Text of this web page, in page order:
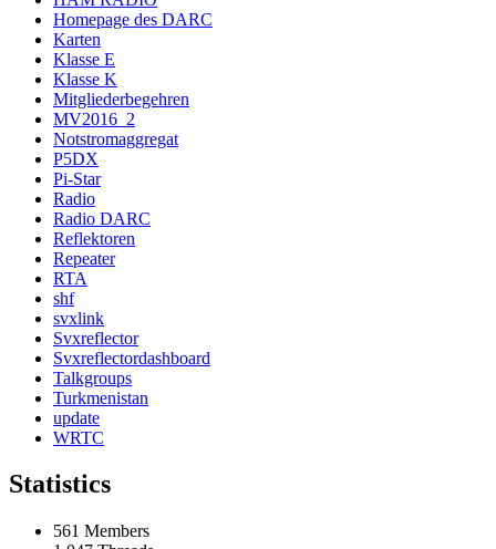
Homepage des DARC
Karten
Klasse E
Klasse K
Mitgliederbegehren
MV2016_2
Notstromaggregat
P5DX
Pi-Star
Radio
Radio DARC
Reflektoren
Repeater
RTA
shf
svxlink
Svxreflector
Svxreflectordashboard
Talkgroups
Turkmenistan
update
WRTC
Statistics
561 Members